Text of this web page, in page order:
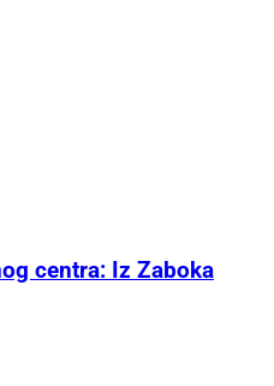
centra: Iz Zaboka